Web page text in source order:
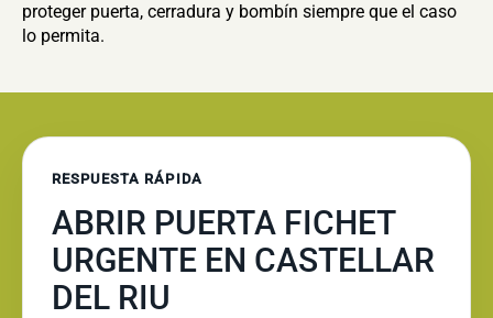
proteger puerta, cerradura y bombín siempre que el caso
lo permita.
RESPUESTA RÁPIDA
ABRIR PUERTA FICHET
URGENTE EN CASTELLAR
DEL RIU